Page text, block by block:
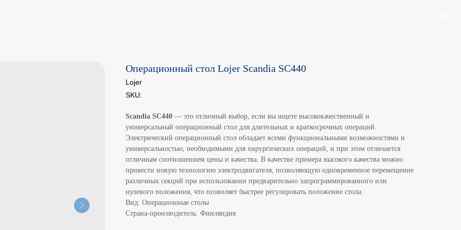
Операционный стол Lojer Scandia SC440
Lojer
SKU:
Scandia SC440 — это отличный выбор, если вы ищете высококачественный и
универсальный операционный стол для длительных и краткосрочных операций.
Электрический операционный стол обладает всеми функциональными возможностями и
универсальностью, необходимыми для хирургических операций, и при этом отличается
отличным соотношением цены и качества. В качестве примера высокого качества можно
привести новую технологию электродвигателя, позволяющую одновременное перемещение
различных секций при использовании предварительно запрограммированного или
нулевого положения, что позволяет быстрее регулировать положение стола.
Вид: Операционные столы
Страна-производитель: Финляндия